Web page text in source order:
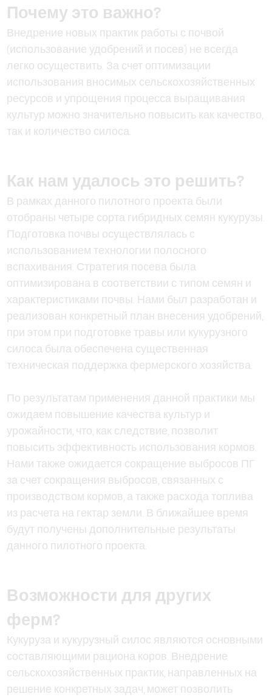
Почему это важно?
Внедрение новых практик работы с почвой
(использование удобрений и посев) не всегда
легко осуществить. За счет оптимизации
использования вносимых сельскохозяйственных
ресурсов и упрощения процесса выращивания
культур можно значительно повысить как качество,
так и количество силоса.
Как нам удалось это решить?
В рамках данного пилотного проекта были
отобраны четыре сорта гибридных семян кукурузы.
Подготовка почвы осуществлялась с
использованием технологии полосного
вспахивания. Стратегия посева была
оптимизирована в соответствии с типом семян и
характеристиками почвы. Нами был разработан и
реализован конкретный план внесения удобрений,
при этом при подготовке травы или кукурузного
силоса была обеспечена существенная
техническая поддержка фермерского хозяйства.
По результатам применения данной практики мы
ожидаем повышение качества культур и
урожайности, что, как следствие, позволит
повысить эффективность использования кормов.
Нами также ожидается сокращение выбросов ПГ
за счет сокращения выбросов, связанных с
производством кормов, а также расхода топлива
из расчета на гектар земли. В ближайшее время
будут получены дополнительные результаты
данного пилотного проекта.
Возможности для других
ферм?
Кукуруза и кукурузный силос являются основными
составляющими рациона коров. Внедрение
сельскохозяйственных практик, направленных на
решение конкретных задач, может позволить